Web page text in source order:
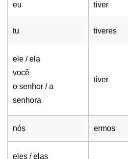
eu tiver
tu tiveres
ele / ela
você
o senhor / a
senhora
tiver
nós ermos
eles / elas